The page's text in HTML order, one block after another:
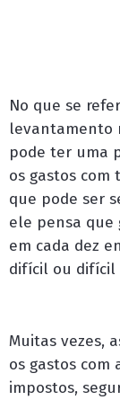
No que se
levantamento
pode ter uma
os gastos
que pode ser
ele pensa que
em cada dez
difícil ou difícil
Muitas vezes,
os gastos com
impostos,